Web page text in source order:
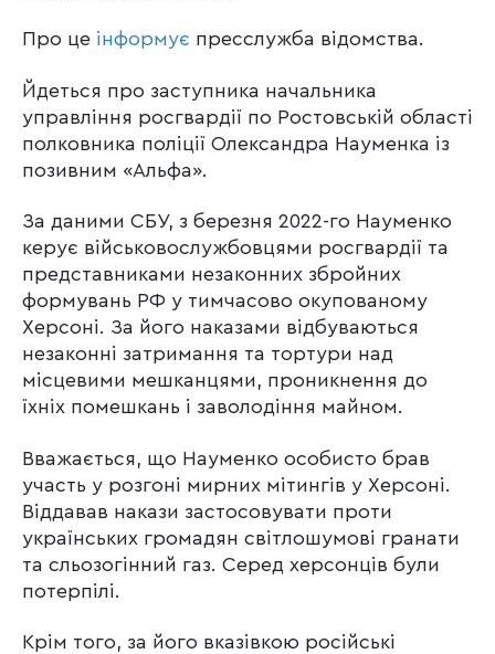
Про це інформує пресслужба відомства.
Йдеться про заступника начальника
управління росгвардії по Ростовській області
полковника поліції Олександра Науменка із
позивним «Альфа».
За даними СБУ, з березня 2022-го Науменко
керує військовослужбовцями росгвардії та
представниками незаконних збройних
формувань РФ у тимчасово окупованому
Херсоні. За його наказами відбуваються
незаконні затримання та тортури над
місцевими мешканцями, проникнення до
їхніх помешкань і заволодіння майном.
Вважається, що Науменко особисто брав
участь у розгоні мирних мітингів у Херсоні.
Віддавав накази застосовувати проти
українських громадян світлошумові гранати
та сльозогінний газ. Серед херсонців були
потерпілі.
Крім того, за його вказівкою російські